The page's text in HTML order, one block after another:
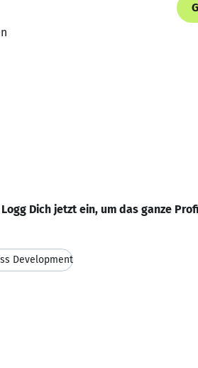
Logg Dich jetzt ein, um das ganze
Development